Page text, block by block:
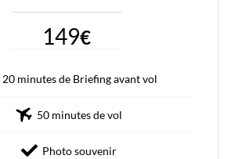
149€
20 minutes de Briefing avant vol
50 minutes de vol
Photo souvenir